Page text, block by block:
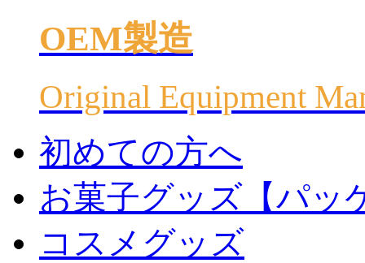
OEM製造
Original Equipment
初めての方へ
お菓子グッズ【パッ
コスメグッズ